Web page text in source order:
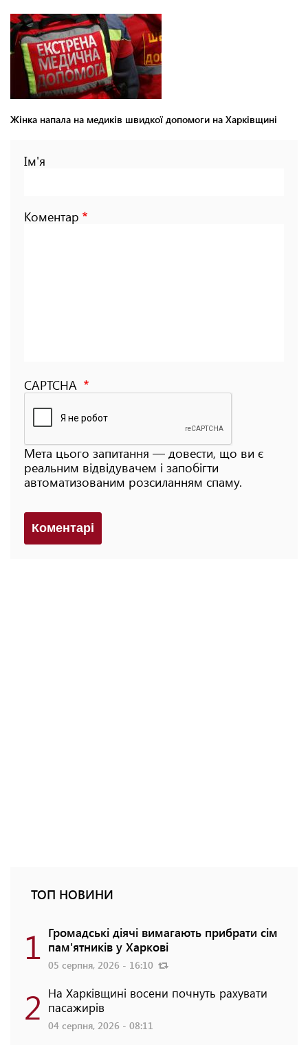
Жінка напала на медиків швидкої допомоги на Харківщині
Ім'я
Коментар
CAPTCHA
Мета цього запитання — довести, що ви є
реальним відвідувачем і запобігти
автоматизованим розсиланням спаму.
Коментарi
ТОП НОВИНИ
1 Громадські діячі вимагають прибрати сім
пам'ятників у Харкові
05 серпня, 2026 - 16:10
2 На Харківщині восени почнуть рахувати
пасажирів
04 серпня, 2026 - 08:11